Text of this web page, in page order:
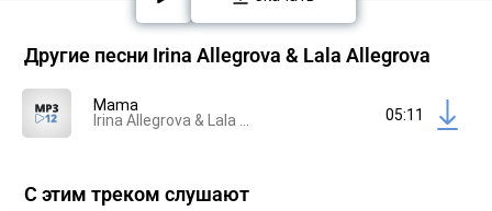
Другие песни Irina Allegrova & Lala Allegrova
Mama
05:11
С этим треком слушают